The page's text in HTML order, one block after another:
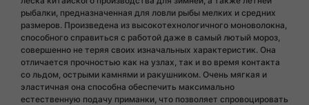
рыбалки, предназначенная для ловли рыбы мелких и средних
размеров. Произведена из высокотехнологичного моноволокна,
способного справиться с работой даже в самый лютый мороз,
совершенно не теряя своих изначальных характеристик. Она
отличается прочностью как на узлах, так и во время контакта
со льдом, острыми камнями и ракушником. Очень мягкая и
эластичная она способна обеспечить максимально
естественную подачу приманки, что позволяет спровоцировать